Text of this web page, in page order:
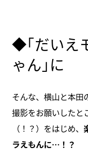
◆｢だいえ
ゃん｣に
そんな、横山と本田
撮影をお願いしたと
（！？）をはじめ、
ラえもんに…！？